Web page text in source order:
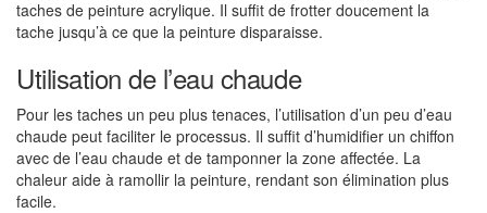
taches de peinture acrylique. Il suffit de frotter doucement la
tache jusqu’à ce que la peinture disparaisse.
Utilisation de l’eau chaude
Pour les taches un peu plus tenaces, l’utilisation d’un peu d’eau
chaude peut faciliter le processus. Il suffit d’humidifier un chiffon
avec de l’eau chaude et de tamponner la zone affectée. La
chaleur aide à ramollir la peinture, rendant son élimination plus
facile.